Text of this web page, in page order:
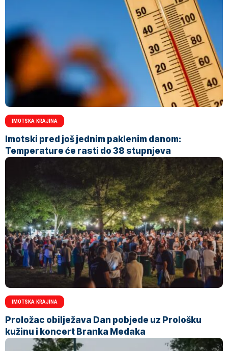
IMOTSKA KRAJINA
Imotski pred još jednim paklenim danom:
Temperature će rasti do 38 stupnjeva
IMOTSKA KRAJINA
Proložac obilježava Dan pobjede uz Prološku
kužinu i koncert Branka Medaka